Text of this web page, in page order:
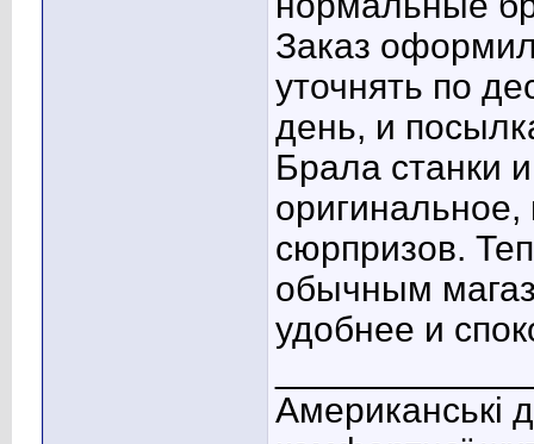
Заказ
уточнять по
день, и
Брала станки
оригинальное,
сюрпризов.
обычным
удобнее и
Американські